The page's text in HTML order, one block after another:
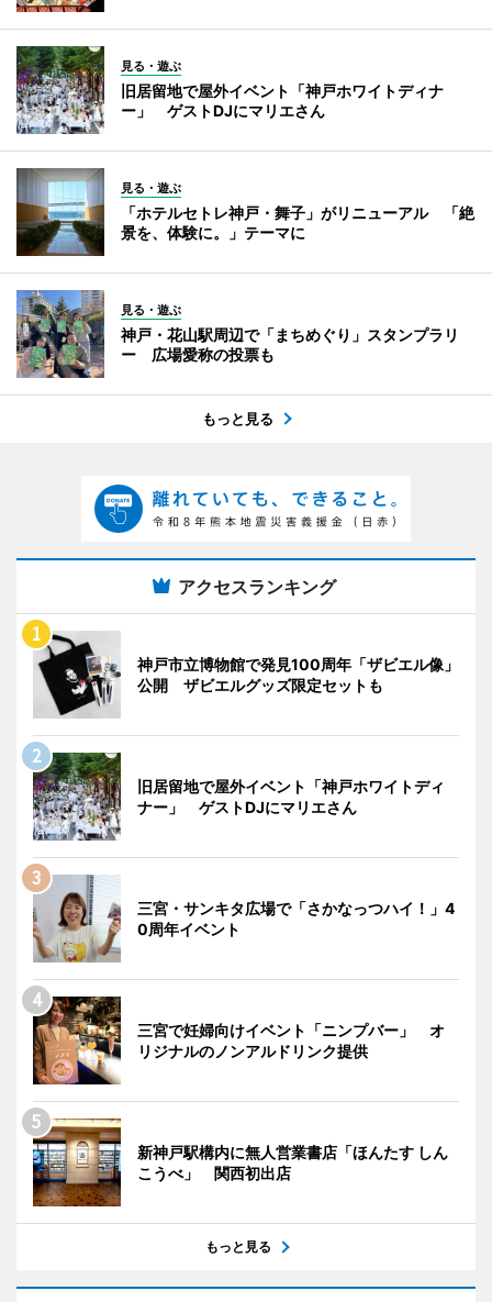
見る・遊ぶ
旧居留地で屋外イベント「神戸ホワイトディナ
ー」 ゲストDJにマリエさん
見る・遊ぶ
「ホテルセトレ神戸・舞子」がリニューアル 「絶
景を、体験に。」テーマに
見る・遊ぶ
神戸・花山駅周辺で「まちめぐり」スタンプラリ
ー 広場愛称の投票も
もっと見る
アクセスランキング
神戸市立博物館で発見100周年「ザビエル像」
公開 ザビエルグッズ限定セットも
旧居留地で屋外イベント「神戸ホワイトディ
ナー」 ゲストDJにマリエさん
三宮・サンキタ広場で「さかなっつハイ！」4
0周年イベント
三宮で妊婦向けイベント「ニンプバー」 オ
リジナルのノンアルドリンク提供
新神戸駅構内に無人営業書店「ほんたす しん
こうべ」 関西初出店
もっと見る